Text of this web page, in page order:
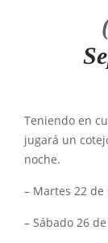
Teniendo en
jugará un
noche.
– Martes 22
– Sábado 26